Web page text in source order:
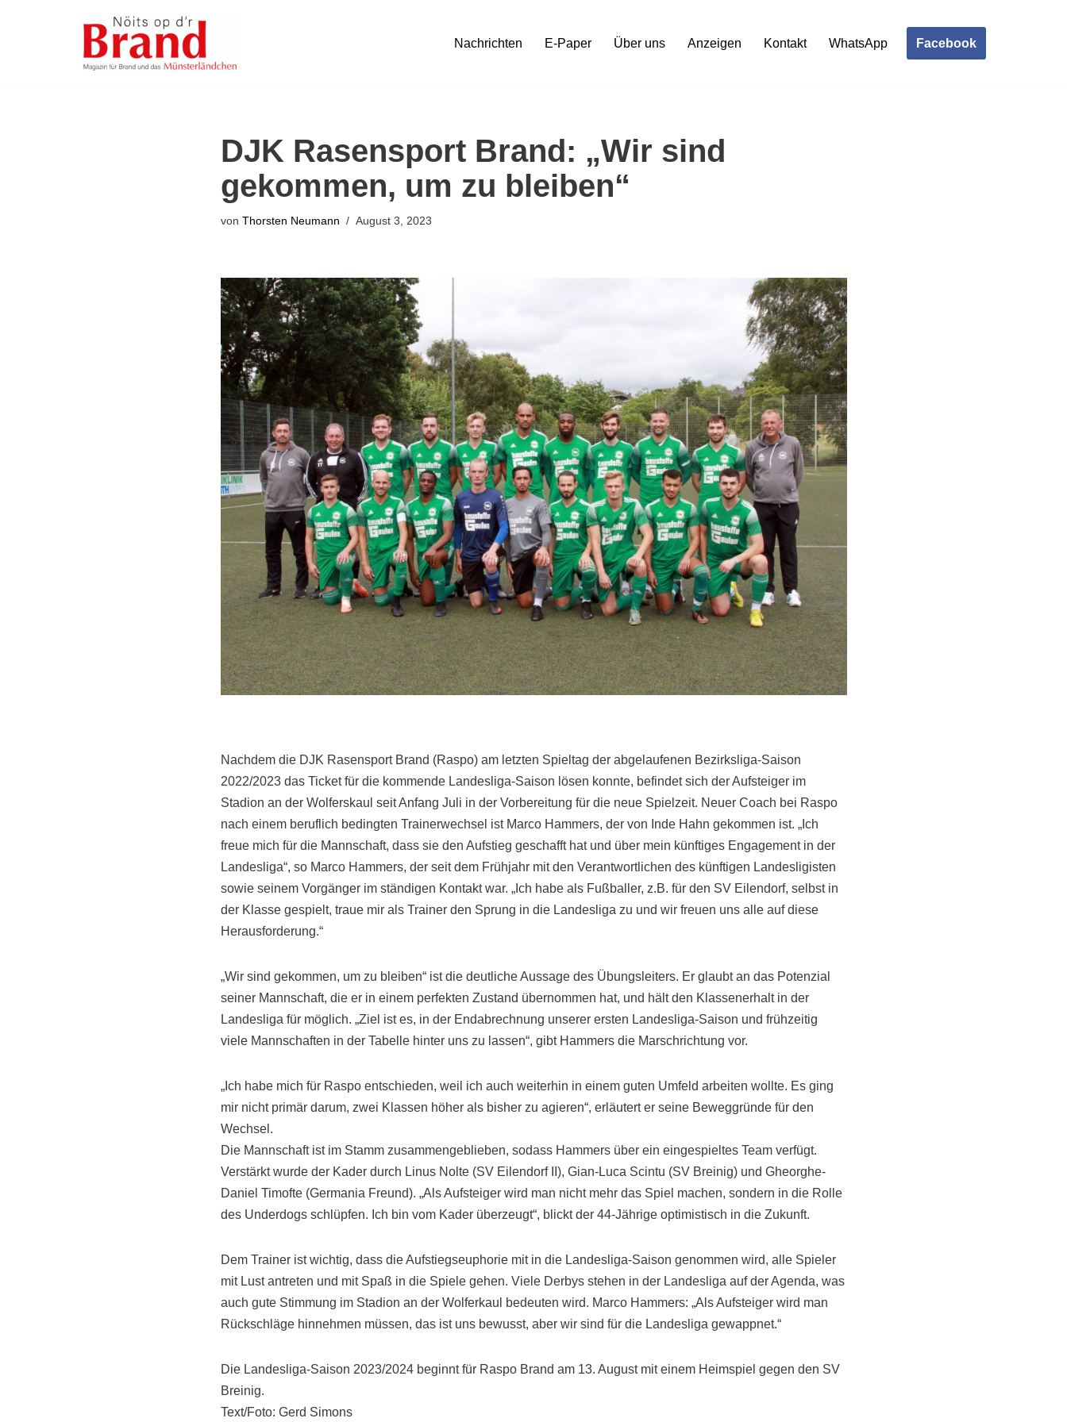
Nachrichten E-Paper Über uns Anzeigen Kontakt WhatsApp Facebook
DJK Rasensport Brand: „Wir sind
gekommen, um zu bleiben“
von Thorsten Neumann August 3, 2023
Nachdem die DJK Rasensport Brand (Raspo) am letzten Spieltag der abgelaufenen Bezirksliga-Saison
2022/2023 das Ticket für die kommende Landesliga-Saison lösen konnte, befindet sich der Aufsteiger im
Stadion an der Wolferskaul seit Anfang Juli in der Vorbereitung für die neue Spielzeit. Neuer Coach bei Raspo
nach einem beruflich bedingten Trainerwechsel ist Marco Hammers, der von Inde Hahn gekommen ist. „Ich
freue mich für die Mannschaft, dass sie den Aufstieg geschafft hat und über mein künftiges Engagement in der
Landesliga“, so Marco Hammers, der seit dem Frühjahr mit den Verantwortlichen des künftigen Landesligisten
sowie seinem Vorgänger im ständigen Kontakt war. „Ich habe als Fußballer, z.B. für den SV Eilendorf, selbst in
der Klasse gespielt, traue mir als Trainer den Sprung in die Landesliga zu und wir freuen uns alle auf diese
Herausforderung.“
„Wir sind gekommen, um zu bleiben“ ist die deutliche Aussage des Übungsleiters. Er glaubt an das Potenzial
seiner Mannschaft, die er in einem perfekten Zustand übernommen hat, und hält den Klassenerhalt in der
Landesliga für möglich. „Ziel ist es, in der Endabrechnung unserer ersten Landesliga-Saison und frühzeitig
viele Mannschaften in der Tabelle hinter uns zu lassen“, gibt Hammers die Marschrichtung vor.
„Ich habe mich für Raspo entschieden, weil ich auch weiterhin in einem guten Umfeld arbeiten wollte. Es ging
mir nicht primär darum, zwei Klassen höher als bisher zu agieren“, erläutert er seine Beweggründe für den
Wechsel.
Die Mannschaft ist im Stamm zusammengeblieben, sodass Hammers über ein eingespieltes Team verfügt.
Verstärkt wurde der Kader durch Linus Nolte (SV Eilendorf II), Gian-Luca Scintu (SV Breinig) und Gheorghe-
Daniel Timofte (Germania Freund). „Als Aufsteiger wird man nicht mehr das Spiel machen, sondern in die Rolle
des Underdogs schlüpfen. Ich bin vom Kader überzeugt“, blickt der 44-Jährige optimistisch in die Zukunft.
Dem Trainer ist wichtig, dass die Aufstiegseuphorie mit in die Landesliga-Saison genommen wird, alle Spieler
mit Lust antreten und mit Spaß in die Spiele gehen. Viele Derbys stehen in der Landesliga auf der Agenda, was
auch gute Stimmung im Stadion an der Wolferkaul bedeuten wird. Marco Hammers: „Als Aufsteiger wird man
Rückschläge hinnehmen müssen, das ist uns bewusst, aber wir sind für die Landesliga gewappnet.“
Die Landesliga-Saison 2023/2024 beginnt für Raspo Brand am 13. August mit einem Heimspiel gegen den SV
Breinig.
Text/Foto: Gerd Simons